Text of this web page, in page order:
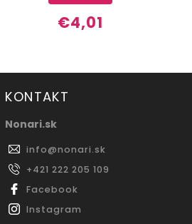
€4,01
KONTAKT
Nonari.sk
info@nonari.sk
+421 222 205 109
Facebook
Instagram